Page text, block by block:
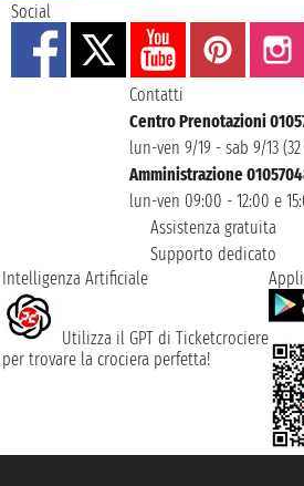
Social
Contatti
Centro Prenotazioni
lun-ven 9/19 - sab 9/13
Amministrazione
lun-ven 09:00 - 12:00 e
Assistenza gratuita
Supporto dedicato
Intelligenza Artificiale
Utilizza il GPT di Ticketcrociere
per trovare la crociera perfetta!